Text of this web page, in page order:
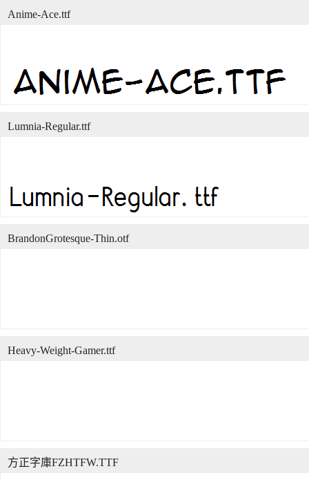
Anime-Ace.ttf
Lumnia-Regular.ttf
BrandonGrotesque-Thin.otf
Heavy-Weight-Gamer.ttf
方正字庫FZHTFW.TTF